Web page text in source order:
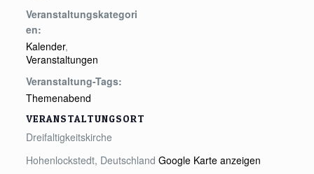
Veranstaltungskategori
en:
Kalender,
Veranstaltungen
Veranstaltung-Tags:
Themenabend
VERANSTALTUNGSORT
Dreifaltigkeitskirche
Hohenlockstedt, Deutschland Google Karte anzeigen